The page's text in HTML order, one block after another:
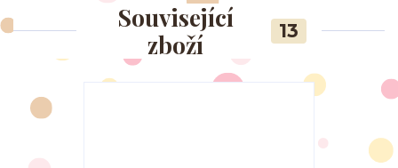
Související
zboží
13